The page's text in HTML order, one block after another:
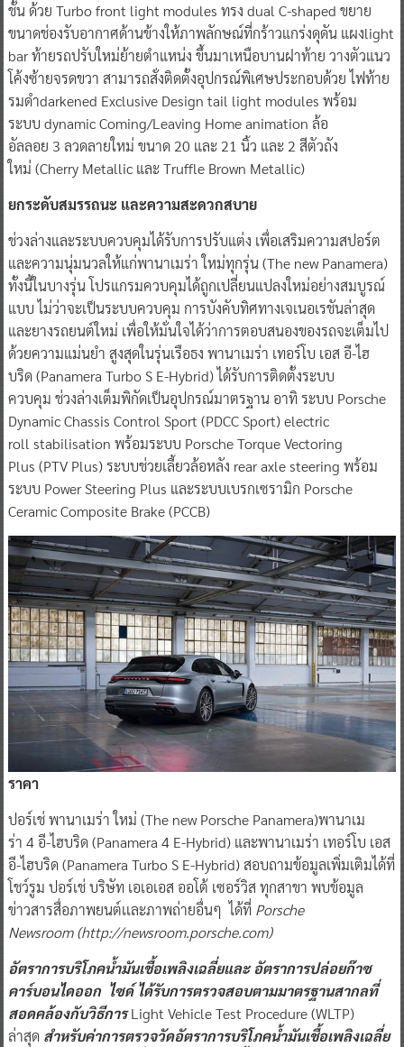
ชั้น ด้วย Turbo front light modules ทรง dual C-shaped ขยาย
ขนาดช่องรับอากาศด้านข้างให้ภาพลักษณ์ที่กร้าวแกร่งดุดัน แผงlight
bar ท้ายรถปรับใหม่ย้ายตำแหน่ง ขึ้นมาเหนือบานฝาท้าย วางตัวแนว
โค้งซ้ายจรดขวา สามารถสั่งติดตั้งอุปกรณ์พิเศษประกอบด้วย ไฟท้าย
รมดำdarkened Exclusive Design tail light modules พร้อม
ระบบ dynamic Coming/Leaving Home animation ล้อ
อัลลอย 3 ลวดลายใหม่ ขนาด 20 และ 21 นิ้ว และ 2 สีตัวถัง
ใหม่ (Cherry Metallic และ Truffle Brown Metallic)
ยกระดับสมรรถนะ และความสะดวกสบาย
ช่วงล่างและระบบควบคุมได้รับการปรับแต่ง เพื่อเสริมความสปอร์ต
และความนุ่มนวลให้แก่พานาเมร่า ใหม่ทุกรุ่น (The new Panamera)
ทั้งนี้ในบางรุ่น โปรแกรมควบคุมได้ถูกเปลี่ยนแปลงใหม่อย่างสมบูรณ์
แบบ ไม่ว่าจะเป็นระบบควบคุม การบังคับทิศทางเจเนอเรชันล่าสุด
และยางรถยนต์ใหม่ เพื่อให้มั่นใจได้ว่าการตอบสนองของรถจะเต็มไป
ด้วยความแม่นยำ สูงสุดในรุ่นเรือธง พานาเมร่า เทอร์โบ เอส อี-ไฮ
บริด (Panamera Turbo S E-Hybrid) ได้รับการติดตั้งระบบ
ควบคุม ช่วงล่างเต็มพิกัดเป็นอุปกรณ์มาตรฐาน อาทิ ระบบ Porsche
Dynamic Chassis Control Sport (PDCC Sport) electric
roll stabilisation พร้อมระบบ Porsche Torque Vectoring
Plus (PTV Plus) ระบบช่วยเลี้ยวล้อหลัง rear axle steering พร้อม
ระบบ Power Steering Plus และระบบเบรกเซรามิก Porsche
Ceramic Composite Brake (PCCB)
ราคา
ปอร์เช่ พานาเมร่า ใหม่ (The new Porsche Panamera)พานาเม
ร่า 4 อี-ไฮบริด (Panamera 4 E-Hybrid) และพานาเมร่า เทอร์โบ เอส
อี-ไฮบริด (Panamera Turbo S E-Hybrid) สอบถามข้อมูลเพิ่มเติมได้ที่
โชว์รูม ปอร์เช่ บริษัท เอเอเอส ออโต้ เซอร์วิส ทุกสาขา พบข้อมูล
ข่าวสารสื่อภาพยนต์เเละภาพถ่ายอื่นๆ ได้ที่ Porsche
Newsroom(http://newsroom.porsche.com)
อัตราการบริโภคน้ำมันเชื้อเพลิงเฉลี่ยและ อัตราการปล่อยก๊าซ
คาร์บอนไดออก ไซด์ ได้รับการตรวจสอบตามมาตรฐานสากลที่
สอดคล้องกับวิธีการLight Vehicle Test Procedure (WLTP)
ล่าสุดสำหรับค่าการตรวจวัดอัตราการบริโภคน้ำมันเชื้อเพลิงเฉลี่ย